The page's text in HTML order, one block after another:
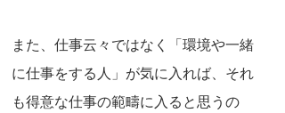
また、仕事云々ではなく「環境や一緒
に仕事をする人」が気に入れば、それ
も得意な仕事の範疇に入ると思うの